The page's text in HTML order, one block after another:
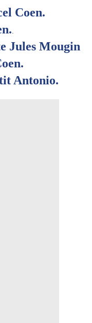
Coen.
Jules Mougin
Antonio.